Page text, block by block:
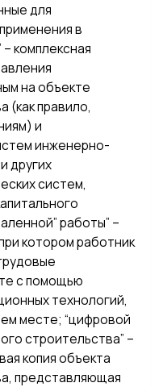
для
в
комплексная
на объекте
(как правило,
и
инженерно-
других
систем,
работы” –
котором работник
с помощью
технологий,
месте; “цифровой
строительства” –
копия объекта
представляющая